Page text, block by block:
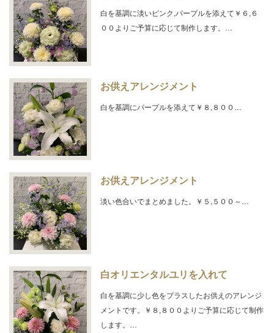
白を基調に淡いピンク,パープルを添えて￥６,６
００よりご予算に応じて制作します。…
お供えアレンジメント
白を基調にパープルを添えて￥８,８００…
お供えアレンジメント
淡い色合いでまとめました。￥５,５００～…
白オリエンタルユリを入れて
白を基調に少し色をプラスしたお供えのアレンジ
メントです。￥８,８００よりご予算に応じて制作
します。…